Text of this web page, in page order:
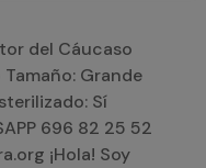
del Cáucaso
Tamaño: Grande
Sí
696 82 25 52
¡Hola! Soy